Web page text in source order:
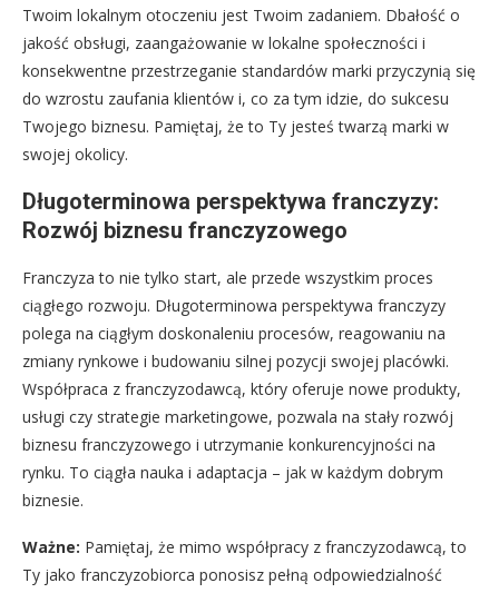
Twoim lokalnym otoczeniu jest Twoim zadaniem. Dbałość o
jakość obsługi, zaangażowanie w lokalne społeczności i
konsekwentne przestrzeganie standardów marki przyczynią się
do wzrostu zaufania klientów i, co za tym idzie, do sukcesu
Twojego biznesu. Pamiętaj, że to Ty jesteś twarzą marki w
swojej okolicy.
Długoterminowa perspektywa franczyzy:
Rozwój biznesu franczyzowego
Franczyza to nie tylko start, ale przede wszystkim proces
ciągłego rozwoju. Długoterminowa perspektywa franczyzy
polega na ciągłym doskonaleniu procesów, reagowaniu na
zmiany rynkowe i budowaniu silnej pozycji swojej placówki.
Współpraca z franczyzodawcą, który oferuje nowe produkty,
usługi czy strategie marketingowe, pozwala na stały rozwój
biznesu franczyzowego i utrzymanie konkurencyjności na
rynku. To ciągła nauka i adaptacja – jak w każdym dobrym
biznesie.
Ważne: Pamiętaj, że mimo współpracy z franczyzodawcą, to
Ty jako franczyzobiorca ponosisz pełną odpowiedzialność